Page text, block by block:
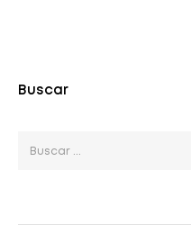
Buscar